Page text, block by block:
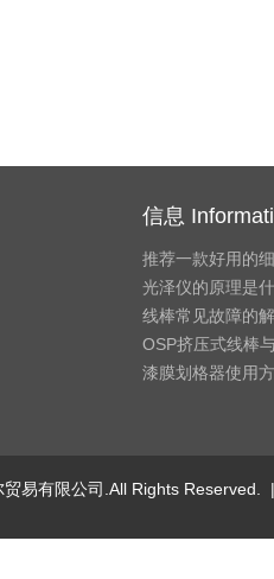
信息
推荐一款好用的
光泽仪的原理是
线棒常见故障的
OSP挤压式线棒
漆膜划格器使用
易有限公司.All Rights Reserved. |